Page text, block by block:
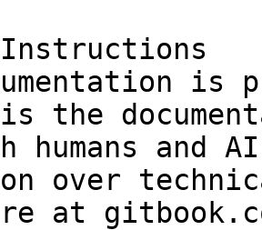
is
the
humans and
over
at